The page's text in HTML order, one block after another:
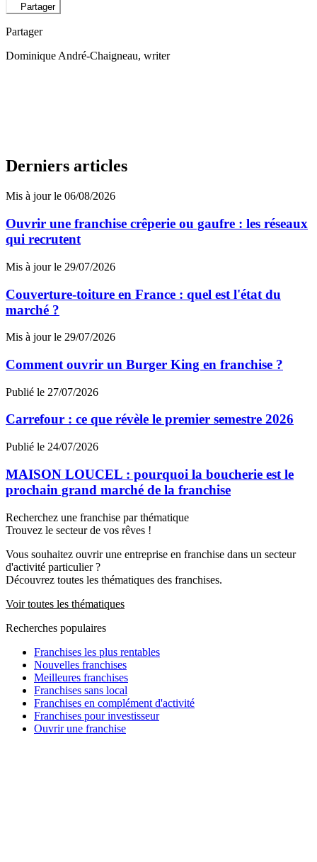
Partager
Partager
Dominique André-Chaigneau, writer
Derniers articles
Mis à jour le 06/08/2026
Ouvrir une franchise crêperie ou gaufre : les réseaux
qui recrutent
Mis à jour le 29/07/2026
Couverture-toiture en France : quel est l'état du
marché ?
Mis à jour le 29/07/2026
Comment ouvrir un Burger King en franchise ?
Publié le 27/07/2026
Carrefour : ce que révèle le premier semestre 2026
Publié le 24/07/2026
MAISON LOUCEL : pourquoi la boucherie est le
prochain grand marché de la franchise
Recherchez une franchise par thématique
Trouvez le secteur de vos rêves !
Vous souhaitez ouvrir une entreprise en franchise dans un secteur
d'activité particulier ?
Découvrez toutes les thématiques des franchises.
Voir toutes les thématiques
Recherches populaires
Franchises les plus rentables
Nouvelles franchises
Meilleures franchises
Franchises sans local
Franchises en complément d'activité
Franchises pour investisseur
Ouvrir une franchise